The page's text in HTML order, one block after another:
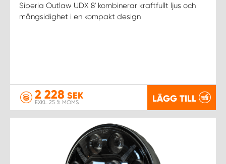
Siberia Outlaw UDX 8' kombinerar kraftfullt ljus och
mångsidighet i en kompakt design
2 228 SEK
EXKL. 25 % MOMS LÄGG TILL